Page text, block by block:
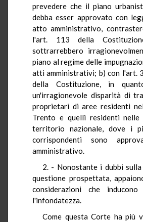
prevedere che il piano
debba esser approvato con
atto amministrativo,
l'art. 113 della
sottrarrebbero
piano al regime delle
atti amministrativi; b) con l'art.
della Costituzione, in
un'irragionevole disparità di
proprietari di aree residenti
Trento e quelli residenti
territorio nazionale, dove i
corrispondenti sono
amministrativo.
2. - Nonostante i dubbi
questione prospettata,
considerazioni che
l'infondatezza.
Come questa Corte ha più